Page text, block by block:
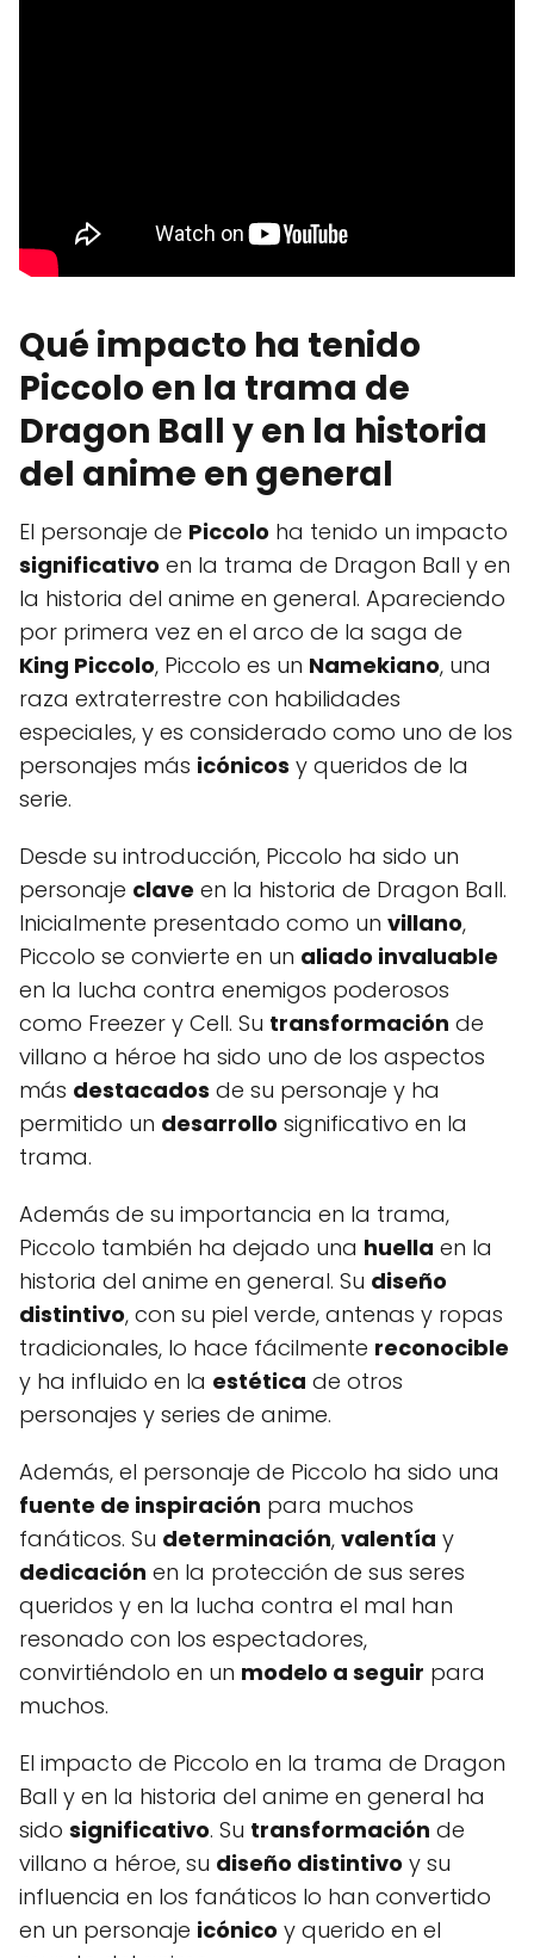
Qué impacto ha tenido
Piccolo en la trama de
Dragon Ball y en la historia
del anime en general
El personaje de Piccolo ha tenido un impacto
significativo en la trama de Dragon Ball y en
la historia del anime en general. Apareciendo
por primera vez en el arco de la saga de
King Piccolo, Piccolo es un Namekiano, una
raza extraterrestre con habilidades
especiales, y es considerado como uno de los
personajes más icónicos y queridos de la
serie.
Desde su introducción, Piccolo ha sido un
personaje clave en la historia de Dragon Ball.
Inicialmente presentado como un villano,
Piccolo se convierte en un aliado invaluable
en la lucha contra enemigos poderosos
como Freezer y Cell. Su transformación de
villano a héroe ha sido uno de los aspectos
más destacados de su personaje y ha
permitido un desarrollo significativo en la
trama.
Además de su importancia en la trama,
Piccolo también ha dejado una huella en la
historia del anime en general. Su diseño
distintivo, con su piel verde, antenas y ropas
tradicionales, lo hace fácilmente reconocible
y ha influido en la estética de otros
personajes y series de anime.
Además, el personaje de Piccolo ha sido una
fuente de inspiración para muchos
fanáticos. Su determinación, valentía y
dedicación en la protección de sus seres
queridos y en la lucha contra el mal han
resonado con los espectadores,
convirtiéndolo en un modelo a seguir para
muchos.
El impacto de Piccolo en la trama de Dragon
Ball y en la historia del anime en general ha
sido significativo. Su transformación de
villano a héroe, su diseño distintivo y su
influencia en los fanáticos lo han convertido
en un personaje icónico y querido en el